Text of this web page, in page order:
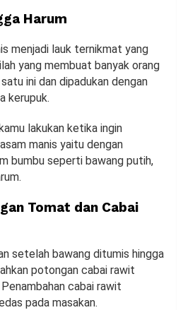
Harum
menjadi lauk ternikmat yang
yang membuat banyak orang
ini dan dipadukan dengan
kerupuk.
lakukan ketika ingin
manis yaitu dengan
bumbu seperti bawang putih,
Tomat dan Cabai
setelah bawang ditumis hingga
potongan cabai rawit
cabai rawit
pada masakan.